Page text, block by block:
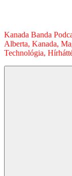
Kanada Banda
Alberta, Kanada,
Technológia,